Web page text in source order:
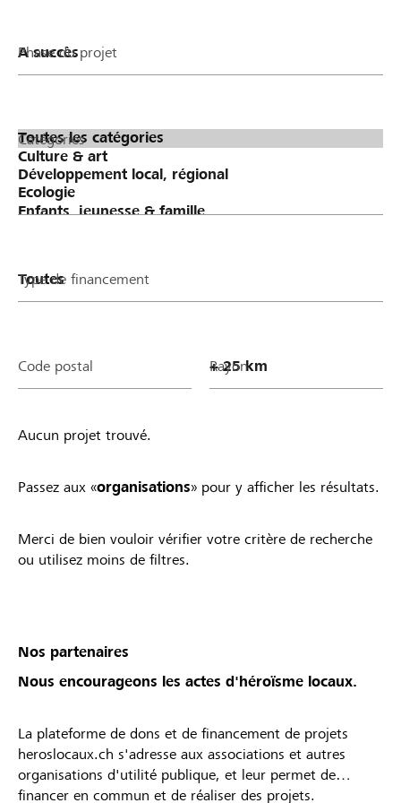
Phase du projet
Catégories
Type de financement
Code postal Rayon
Aucun projet trouvé.
Passez aux «organisations» pour y afficher les résultats.
Merci de bien vouloir vérifier votre critère de recherche
ou utilisez moins de filtres.
Nos partenaires
Nous encourageons les actes d'héroïsme locaux.
La plateforme de dons et de financement de projets
heroslocaux.ch s'adresse aux associations et autres
organisations d'utilité publique, et leur permet de
financer en commun et de réaliser des projets.